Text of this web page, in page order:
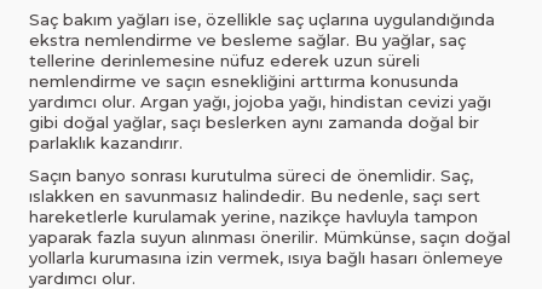
Saç bakım yağları ise, özellikle saç uçlarına uygulandığında
ekstra nemlendirme ve besleme sağlar. Bu yağlar, saç
tellerine derinlemesine nüfuz ederek uzun süreli
nemlendirme ve saçın esnekliğini arttırma konusunda
yardımcı olur. Argan yağı, jojoba yağı, hindistan cevizi yağı
gibi doğal yağlar, saçı beslerken aynı zamanda doğal bir
parlaklık kazandırır.
Saçın banyo sonrası kurutulma süreci de önemlidir. Saç,
ıslakken en savunmasız halindedir. Bu nedenle, saçı sert
hareketlerle kurulamak yerine, nazikçe havluyla tampon
yaparak fazla suyun alınması önerilir. Mümkünse, saçın doğal
yollarla kurumasına izin vermek, ısıya bağlı hasarı önlemeye
yardımcı olur.